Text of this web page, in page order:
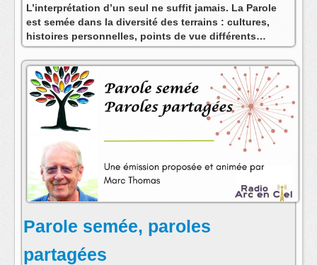
L’interprétation d’un seul ne suffit jamais. La Parole
est semée dans la diversité des terrains : cultures,
histoires personnelles, points de vue différents…
Comme le chatoiement multicolore d’un vitrail
pourtant traversé de l’unique soleil… Il s’agit d’un
service à rendre à l’humanité pour continuer l’œuvre
de salut : dans nos sociétés du chacun pour soi où
chacun voudrait avoir raison tout seul, oser partager
pour transformer les oppositions en ressources
complémentaires et constructives.
Retrouver le texte et la vidéo Youtube de chaque
émission sur mon blog (attention lien hypertexte
modifié !) C’est maintenant :
semee.com/
Parole semée, paroles
partagées